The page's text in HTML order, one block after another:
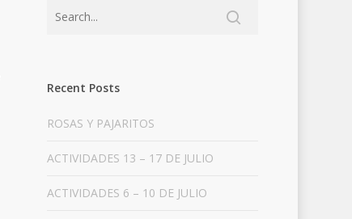
Recent Posts
ROSAS Y PAJARITOS
ACTIVIDADES 13 – 17 DE JULIO
ACTIVIDADES 6 – 10 DE JULIO